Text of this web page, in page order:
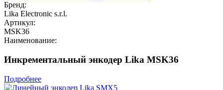
Бренд:
Lika Electronic s.r.l.
Артикул:
MSK36
Наименование:
Инкрементальный энкодер Lika MSK36
Подробнее